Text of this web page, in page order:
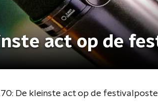
act op de
De kleinste act op de